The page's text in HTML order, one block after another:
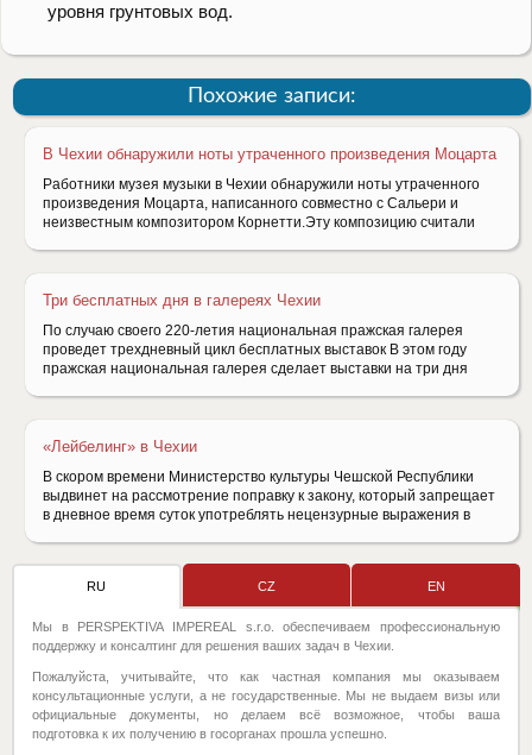
уровня грунтовых вод.
Похожие записи:
В Чехии обнаружили ноты утраченного произведения Моцарта
Работники музея музыки в Чехии обнаружили ноты утраченного
произведения Моцарта, написанного совместно с Сальери и
неизвестным композитором Корнетти.Эту композицию считали
Три бесплатных дня в галереях Чехии
По случаю своего 220-летия национальная пражская галерея
проведет трехдневный цикл бесплатных выставок В этом году
пражская национальная галерея сделает выставки на три дня
«Лейбелинг» в Чехии
В скором времени Министерство культуры Чешской Республики
выдвинет на рассмотрение поправку к закону, который запрещает
в дневное время суток употреблять нецензурные выражения в
RU CZ EN
Мы в PERSPEKTIVA IMPEREAL s.r.o. обеспечиваем профессиональную
поддержку и консалтинг для решения ваших задач в Чехии.
Пожалуйста, учитывайте, что как частная компания мы оказываем
консультационные услуги, а не государственные. Мы не выдаем визы или
официальные документы, но делаем всё возможное, чтобы ваша
подготовка к их получению в госорганах прошла успешно.